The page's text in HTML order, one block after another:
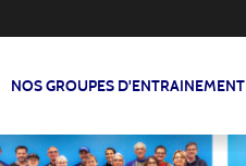
NOS GROUPES D'ENTRAINEMENT